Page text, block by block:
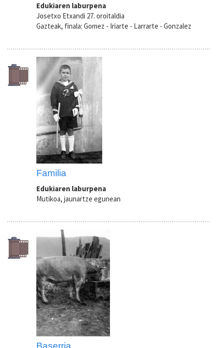
Edukiaren laburpena
Josetxo Etxandi 27. oroitaldia
Gazteak, finala: Gomez - Iriarte - Larrarte - Gonzalez
Familia
Edukiaren laburpena
Mutikoa, jaunartze egunean
Baserria